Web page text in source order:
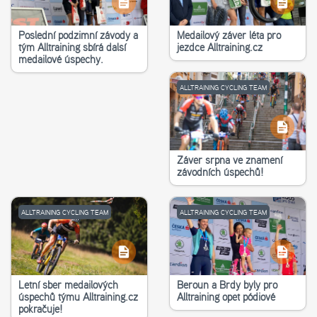
Poslední podzimní závody a
tým Alltraining sbírá další
medailové úspěchy.
Medailový závěr léta pro
jezdce Alltraining.cz
ALLTRAINING CYCLING TEAM
Závěr srpna ve znamení
závodních úspěchů!
ALLTRAINING CYCLING TEAM
Letní sběr medailových
úspěchů týmu Alltraining.cz
pokračuje!
ALLTRAINING CYCLING TEAM
Beroun a Brdy byly pro
Alltraining opět pódiové